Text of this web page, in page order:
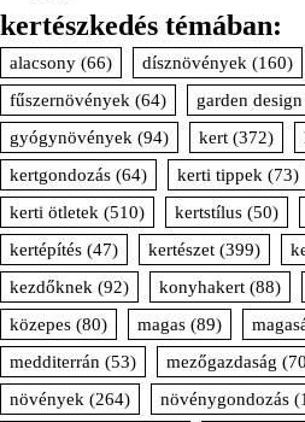
kertészkedés témában:
alacsony (66) dísznövények (160)
fűszernövények (64) garden design
gyógynövények (94) kert (372)
kertgondozás (64) kerti tippek (73)
kerti ötletek (510) kertstílus (50)
kertépítés (47) kertészet (399)
kezdőknek (92) konyhakert (88)
közepes (80) magas (89)
medditerrán (53) mezőgazdaság
növények (264) növénygondozás